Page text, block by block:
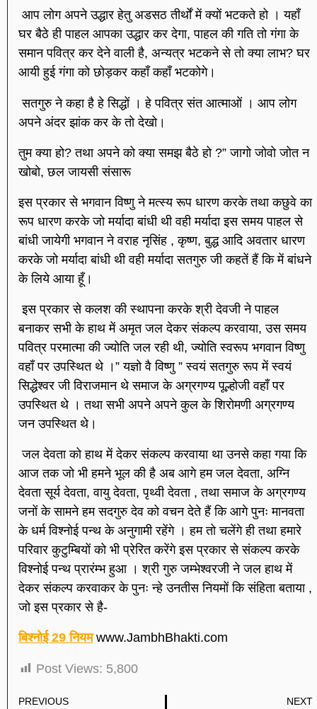
आप लोग अपने उद्धार हेतु अडसठ तीर्थों में क्यों भटकते हो । यहाँ
घर बैठे ही पाहल आपका उद्धार कर देगा, पाहल की गति तो गंगा के
समान पवित्र कर देने वाली है, अन्यत्र भटकने से तो क्या लाभ? घर
आयी हुई गंगा को छोड़कर कहाँ कहाँ भटकोगे।
सतगुरु ने कहा है हे सिद्धों । हे पवित्र संत आत्माओं । आप लोग
अपने अंदर झांक कर के तो देखो।
तुम क्या हो? तथा अपने को क्या समझ बैठे हो ?” जागो जोवो जोत न
खोबो, छल जायसी संसारू
इस प्रकार से भगवान विष्णु ने मत्स्य रूप धारण करके तथा कछुवे का
रूप धारण करके जो मर्यादा बांधी थी वही मर्यादा इस समय पाहल से
बांधी जायेगी भगवान ने वराह नृसिंह , कृष्ण, बुद्ध आदि अवतार धारण
करके जो मर्यादा बांधी थी वही मर्यादा सतगुरु जी कहतें हैं कि में बांधने
के लिये आया हूँ।
इस प्रकार से कलश की स्थापना करके श्री देवजी ने पाहल
बनाकर सभी के हाथ में अमृत जल देकर संकल्प करवाया, उस समय
पवित्र परमात्मा की ज्योति जल रही थी, ज्योति स्वरूप भगवान विष्णु
वहाँ पर उपस्थित थे ।” यज्ञो वै विष्णु ” स्वयं सतगुरु रूप में स्वयं
सिद्धेश्वर जी विराजमान थे समाज के अग्रगण्य पूल्होजी वहाँ पर
उपस्थित थे । तथा सभी अपने अपने कुल के शिरोमणी अग्रगण्य
जन उपस्थित थे।
जल देवता को हाथ में देकर संकल्प करवाया था उनसे कहा गया कि
आज तक जो भी हमने भूल की है अब आगे हम जल देवता, अग्नि
देवता सूर्य देवता, वायु देवता, पृथ्वी देवता , तथा समाज के अग्रगण्य
जनों के सामने हम सदगुरु देव को वचन देते हैं कि आगे पुनः मानवता
के धर्म विश्नोई पन्थ के अनुगामी रहेंगे । हम तो चलेंगे ही तथा हमारे
परिवार कुटुम्बियों को भी प्रेरित करेंगे इस प्रकार से संकल्प करके
विश्नोई पन्थ प्रारंम्भ हुआ । श्री गुरु जम्भेश्वरजी ने जल हाथ में
देकर संकल्प करवाकर के पुनः न्हे उनतीस नियमों कि संहिता बताया ,
जो इस प्रकार से है-
बिश्नोई 29 नियमwww.JambhBhakti.com
Post Views: 5,800
PREVIOUS NEXT